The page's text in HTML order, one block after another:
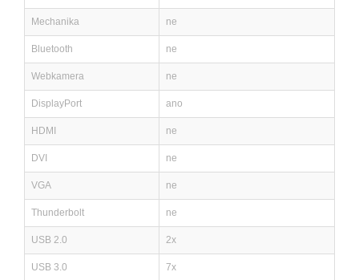
Mechanika ne
Bluetooth ne
Webkamera ne
DisplayPort ano
HDMI ne
DVI ne
VGA ne
Thunderbolt ne
USB 2.0 2x
USB 3.0 7x